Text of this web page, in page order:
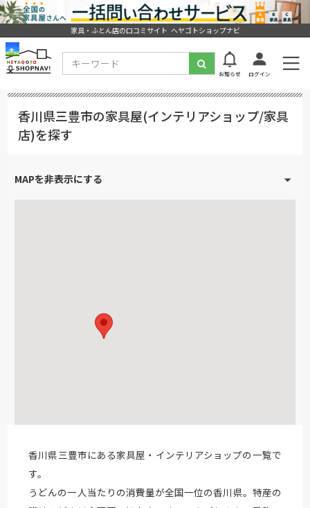
家具・ふとん店の口コミサイト ヘヤゴトショップナビ
お知らせ ログイン
香川県三豊市の家具屋(インテリアショップ/家具
店)を探す
香川県三豊市にある家具屋・インテリアショップの一覧で
す。
うどんの一人当たりの消費量が全国一位の香川県。特産の